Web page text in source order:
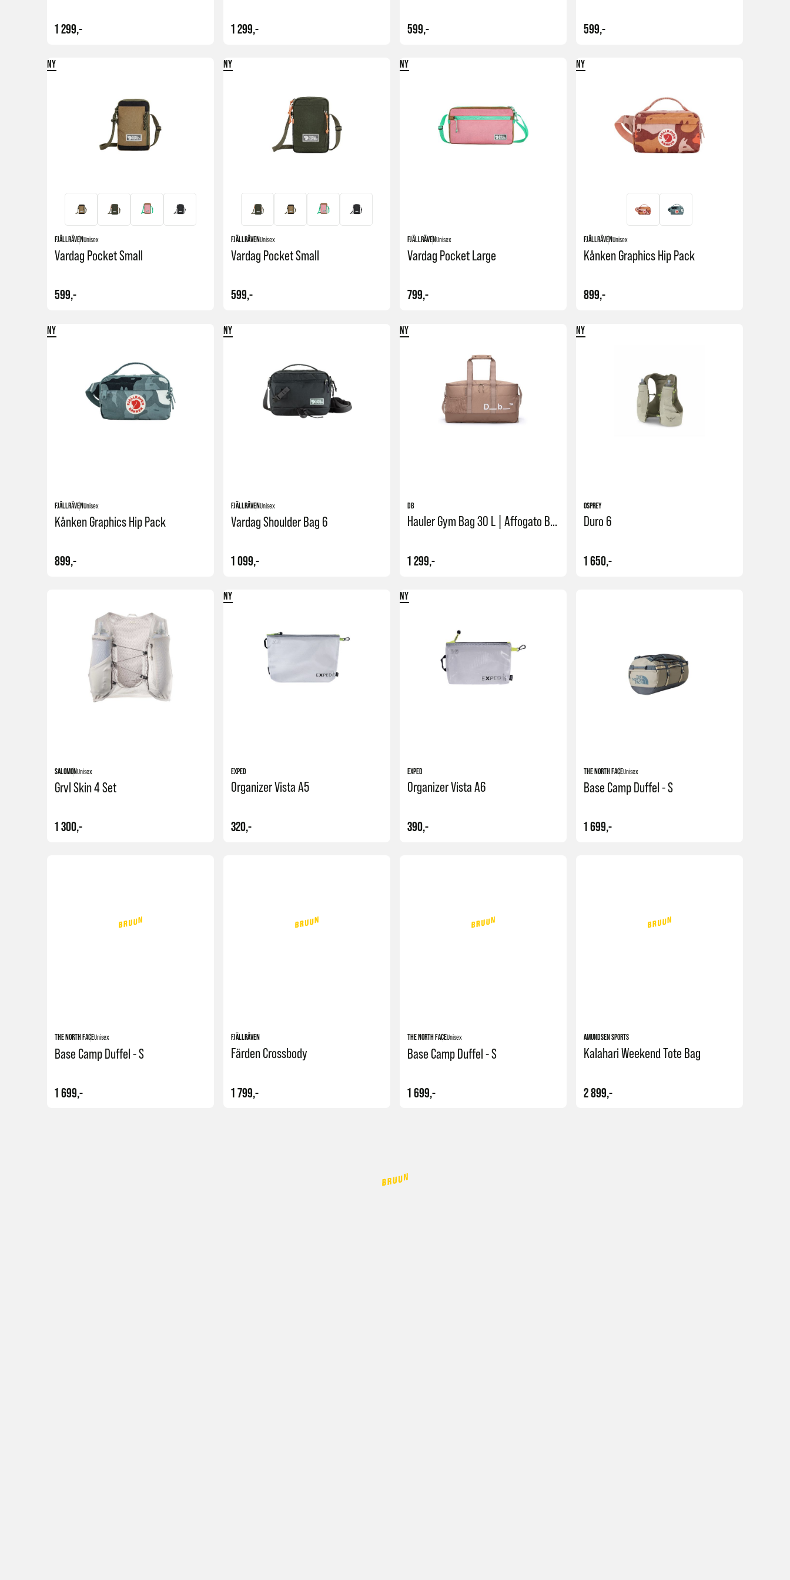
1 299,- 1 299,- 599,- 599,-
NY
FJÄLLRÄVENUnisex
Vardag Pocket Small
599,-
NY
FJÄLLRÄVENUnisex
Vardag Pocket Small
599,-
NY
FJÄLLRÄVENUnisex
Vardag Pocket Large
799,-
NY
FJÄLLRÄVENUnisex
Kånken Graphics Hip Pack
899,-
NY
FJÄLLRÄVENUnisex
Kånken Graphics Hip Pack
899,-
NY
FJÄLLRÄVENUnisex
Vardag Shoulder Bag 6
1 099,-
NY
DB
Hauler Gym Bag 30 L | Affogato Brown
1 299,-
NY
OSPREY
Duro 6
1 650,-
SALOMONUnisex
Grvl Skin 4 Set
1 300,-
NY
EXPED
Organizer Vista A5
320,-
NY
EXPED
Organizer Vista A6
390,-
THE NORTH FACEUnisex
Base Camp Duffel - S
1 699,-
THE NORTH FACEUnisex
Base Camp Duffel - S
1 699,-
FJÄLLRÄVEN
Färden Crossbody
1 799,-
THE NORTH FACEUnisex
Base Camp Duffel - S
1 699,-
AMUNDSEN SPORTS
Kalahari Weekend Tote Bag
2 899,-